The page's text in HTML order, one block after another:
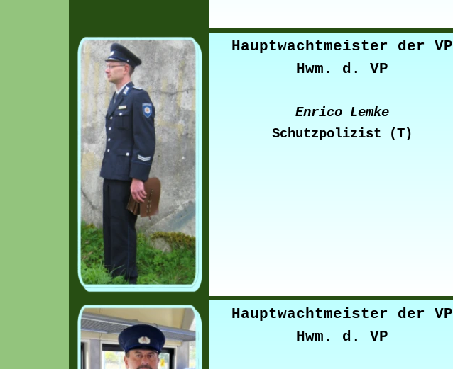
Hauptwachtmeister der VP
Hwm. d. VP
Enrico Lemke
Schutzpolizist (T)
Hauptwachtmeister der VP
Hwm. d. VP